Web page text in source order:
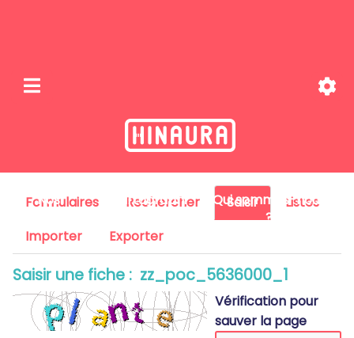
Nos
Cartographi
Qui sommes-nous
?
Formulaires Rechercher Saisir
Listes
Importer
Exporter
Saisir une fiche : zz_poc_5636000_1
Vérification pour
sauver la page